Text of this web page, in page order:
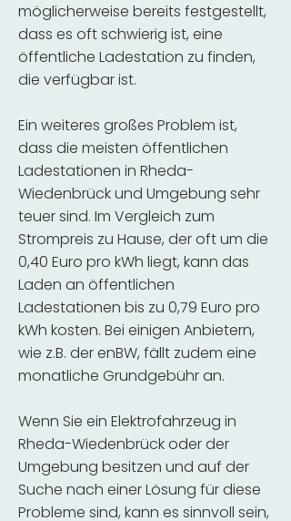
möglicherweise bereits festgestellt,
dass es oft schwierig ist, eine
öffentliche Ladestation zu finden,
die verfügbar ist.
Ein weiteres großes Problem ist,
dass die meisten öffentlichen
Ladestationen in Rheda-
Wiedenbrück und Umgebung sehr
teuer sind. Im Vergleich zum
Strompreis zu Hause, der oft um die
0,40 Euro pro kWh liegt, kann das
Laden an öffentlichen
Ladestationen bis zu 0,79 Euro pro
kWh kosten. Bei einigen Anbietern,
wie z.B. der enBW, fällt zudem eine
monatliche Grundgebühr an.
Wenn Sie ein Elektrofahrzeug in
Rheda-Wiedenbrück oder der
Umgebung besitzen und auf der
Suche nach einer Lösung für diese
Probleme sind, kann es sinnvoll sein,